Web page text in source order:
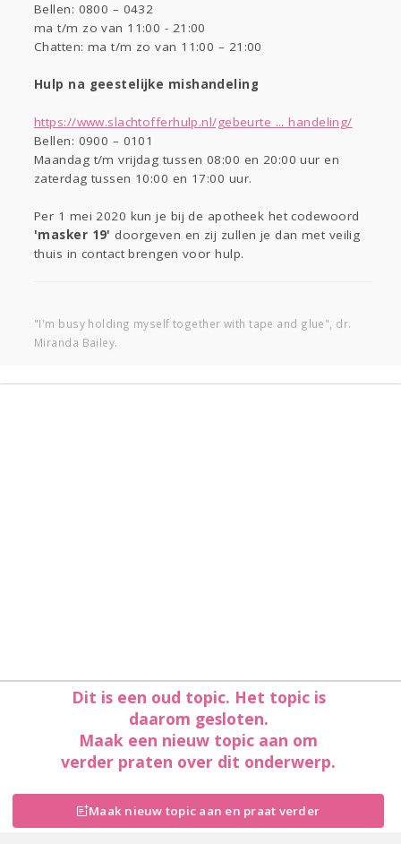
Bellen: 0800 – 0432
ma t/m zo van 11:00 - 21:00
Chatten: ma t/m zo van 11:00 – 21:00
Hulp na geestelijke mishandeling
https://www.slachtofferhulp.nl/gebeurte ... handeling/
Bellen: 0900 – 0101
Maandag t/m vrijdag tussen 08:00 en 20:00 uur en
zaterdag tussen 10:00 en 17:00 uur.
Per 1 mei 2020 kun je bij de apotheek het codewoord
'masker 19' doorgeven en zij zullen je dan met veilig
thuis in contact brengen voor hulp.
"I'm busy holding myself together with tape and glue", dr.
Miranda Bailey.
Dit is een oud topic. Het topic is
daarom gesloten.
Maak een nieuw topic aan om
verder praten over dit onderwerp.
Maak nieuw topic aan en praat verder